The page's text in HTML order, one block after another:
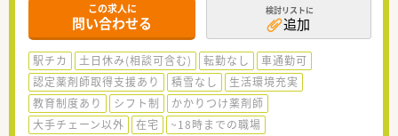
この求人に
問い合わせる
検討リストに
追加
駅チカ 土日休み(相談可含む) 転勤なし
車通勤可
認定薬剤師取得支援あり
積雪なし
生活環境充実
教育制度あり
シフト制
かかりつけ薬剤師
大手チェーン以外
在宅 ~18時までの職場